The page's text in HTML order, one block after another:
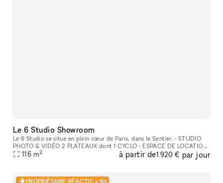
Le 6 Studio Showroom
Le 6 Studio se situe en plein cœur de Paris, dans le Sentier. - STUDIO
PHOTO & VIDÉO 2 PLATEAUX dont 1 CYCLO - ESPACE DE LOCATION
POUR SHOWROOMS / EXPOSITIONS / CASTINGS
116 m2 à partir de1 920 € par jour
PROPRIÉTAIRE RÉACTIF < 1H